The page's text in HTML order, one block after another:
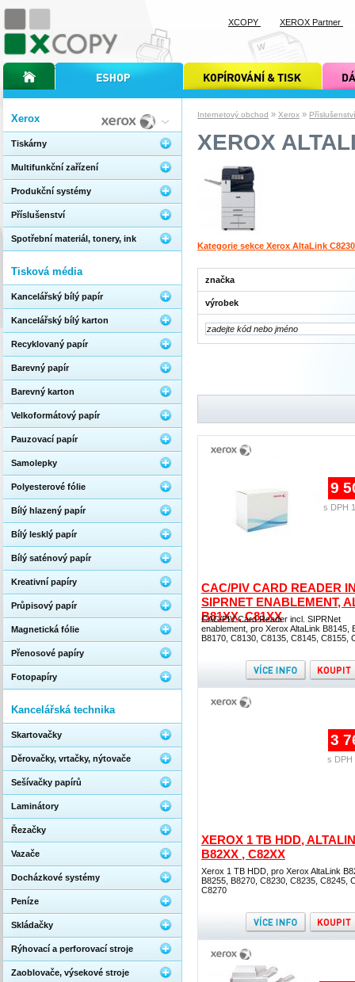
Internetový obchod » Xerox » Příslušenství
XEROX
Kategorie sekce Xerox AltaLink
značka
výrobek
CAC/PIV CARD READER
SIPRNET ENABLEMENT,
B81XX, C81XX
CAC/PIV Card Reader incl. SIPRNet
enablement, pro Xerox AltaLink B8145,
B8170, C8130, C8135, C8145, C8155,
9
s DPH
XEROX 1 TB HDD,
B82XX , C82XX
Xerox 1 TB HDD, pro Xerox AltaLink
B8255, B8270, C8230, C8235, C8245,
C8270
3
s DPH
Xerox
Tiskárny
Multifunkční zařízení
Produkční systémy
Příslušenství
Spotřební materiál, tonery, ink
Tisková média
Kancelářský bílý papír
Kancelářský bílý karton
Recyklovaný papír
Barevný papír
Barevný karton
Velkoformátový papír
Pauzovací papír
Samolepky
Polyesterové fólie
Bílý hlazený papír
Bílý lesklý papír
Bílý saténový papír
Kreativní papíry
Průpisový papír
Magnetická fólie
Přenosové papíry
Fotopapíry
Kancelářská technika
Skartovačky
Děrovačky, vrtačky, nýtovače
Sešívačky papírů
Laminátory
Řezačky
Vazače
Docházkové systémy
Peníze
Skládačky
Rýhovací a perforovací stroje
Zaoblovače, výsekové stroje
úvodní stránka xcopyinternetový obchod xcopy kopírování a tisk xcopy dárkové
XCOPY XEROX Partner